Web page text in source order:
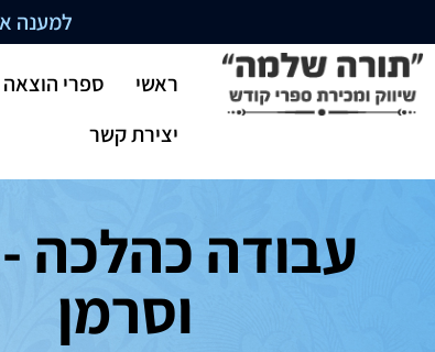
למענה
ראשי ספרי
יצירת קשר
עבודה כהלכה -
וסרמן